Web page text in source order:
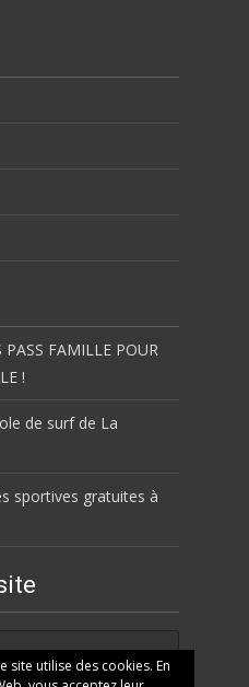
PASS FAMILLE POUR
!
de surf de La
sportives gratuites à
site utilise des cookies. En